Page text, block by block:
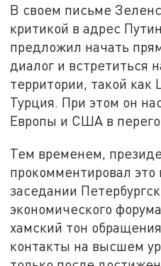
В своем письме
критикой в адрес
предложил начать
диалог и встретиться
территории, такой
Турция. При этом он
Европы и США в
Тем временем,
прокомментировал
заседании
экономического
хамский тон
контакты на высшем